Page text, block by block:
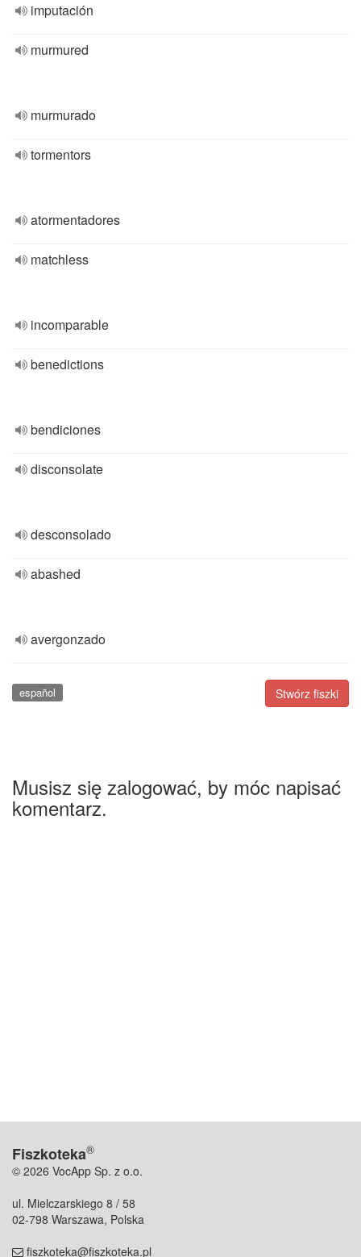
imputación
murmured
murmurado
tormentors
atormentadores
matchless
incomparable
benedictions
bendiciones
disconsolate
desconsolado
abashed
avergonzado
Stwórz fiszki
español
Musisz się zalogować, by móc napisać
komentarz.
Fiszkoteka®
© 2026 VocApp Sp. z o.o.
ul. Mielczarskiego 8 / 58
02-798 Warszawa, Polska
fiszkoteka@fiszkoteka.pl